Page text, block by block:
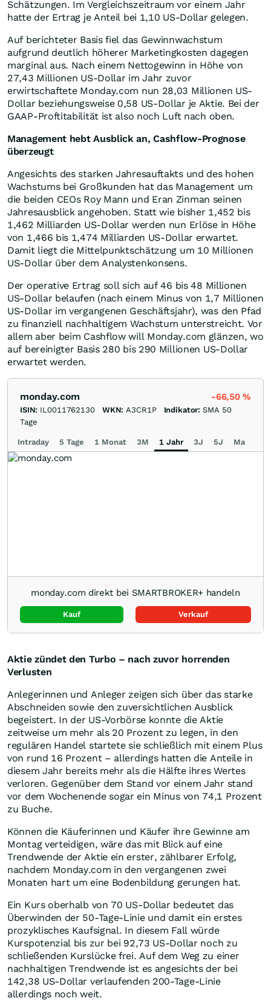
Schätzungen. Im Vergleichszeitraum vor einem Jahr
hatte der Ertrag je Anteil bei 1,10 US-Dollar gelegen.
Auf berichteter Basis fiel das Gewinnwachstum
aufgrund deutlich höherer Marketingkosten dagegen
marginal aus. Nach einem Nettogewinn in Höhe von
27,43 Millionen US-Dollar im Jahr zuvor
erwirtschaftete Monday.com nun 28,03 Millionen US-
Dollar beziehungsweise 0,58 US-Dollar je Aktie. Bei der
GAAP-Proftitabilität ist also noch Luft nach oben.
Management hebt Ausblick an, Cashflow-Prognose
überzeugt
Angesichts des starken Jahresauftakts und des hohen
Wachstums bei Großkunden hat das Management um
die beiden CEOs Roy Mann und Eran Zinman seinen
Jahresausblick angehoben. Statt wie bisher 1,452 bis
1,462 Milliarden US-Dollar werden nun Erlöse in Höhe
von 1,466 bis 1,474 Milliarden US-Dollar erwartet.
Damit liegt die Mittelpunktschätzung um 10 Millionen
US-Dollar über dem Analystenkonsens.
Der operative Ertrag soll sich auf 46 bis 48 Millionen
US-Dollar belaufen (nach einem Minus von 1,7 Millionen
US-Dollar im vergangenen Geschäftsjahr), was den Pfad
zu finanziell nachhaltigem Wachstum unterstreicht. Vor
allem aber beim Cashflow will Monday.com glänzen, wo
auf bereinigter Basis 280 bis 290 Millionen US-Dollar
erwartet werden.
monday.com -66,50%
ISIN: IL0011762130 WKN: A3CR1P Indikator: SMA 50
Tage
Intraday 5 Tage 1 Monat 3M 1 Jahr 3J 5J Max
monday.com direkt bei SMARTBROKER+ handeln
Kauf Verkauf
Aktie zündet den Turbo – nach zuvor horrenden
Verlusten
Anlegerinnen und Anleger zeigen sich über das starke
Abschneiden sowie den zuversichtlichen Ausblick
begeistert. In der US-Vorbörse konnte die Aktie
zeitweise um mehr als 20 Prozent zu legen, in den
regulären Handel startete sie schließlich mit einem Plus
von rund 16 Prozent – allerdings hatten die Anteile in
diesem Jahr bereits mehr als die Hälfte ihres Wertes
verloren. Gegenüber dem Stand vor einem Jahr stand
vor dem Wochenende sogar ein Minus von 74,1 Prozent
zu Buche.
Können die Käuferinnen und Käufer ihre Gewinne am
Montag verteidigen, wäre das mit Blick auf eine
Trendwende der Aktie ein erster, zählbarer Erfolg,
nachdem Monday.com in den vergangenen zwei
Monaten hart um eine Bodenbildung gerungen hat.
Ein Kurs oberhalb von 70 US-Dollar bedeutet das
Überwinden der 50-Tage-Linie und damit ein erstes
prozyklisches Kaufsignal. In diesem Fall würde
Kurspotenzial bis zur bei 92,73 US-Dollar noch zu
schließenden Kurslücke frei. Auf dem Weg zu einer
nachhaltigen Trendwende ist es angesichts der bei
142,38 US-Dollar verlaufenden 200-Tage-Linie
allerdings noch weit.